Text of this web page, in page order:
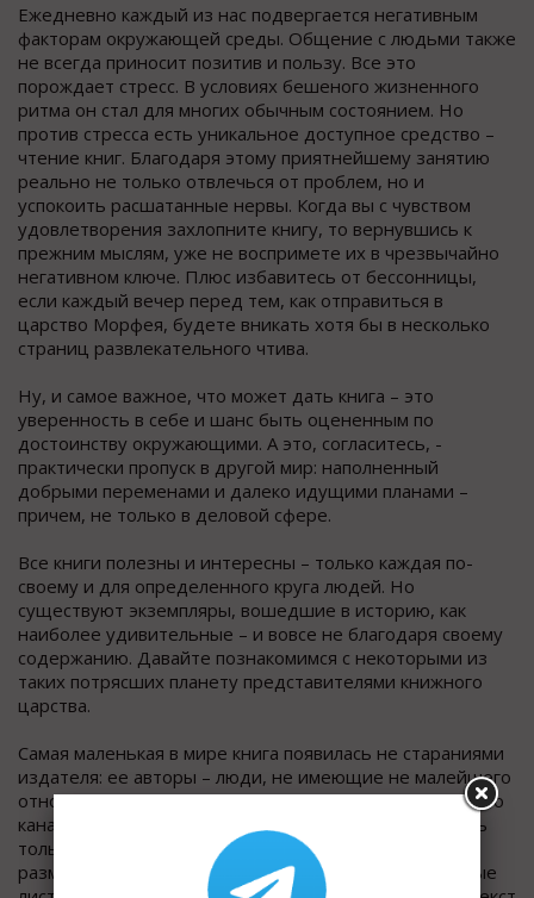
Ежедневно каждый из нас подвергается негативным
факторам окружающей среды. Общение с людьми также
не всегда приносит позитив и пользу. Все это
порождает стресс. В условиях бешеного жизненного
ритма он стал для многих обычным состоянием. Но
против стресса есть уникальное доступное средство –
чтение книг. Благодаря этому приятнейшему занятию
реально не только отвлечься от проблем, но и
успокоить расшатанные нервы. Когда вы с чувством
удовлетворения захлопните книгу, то вернувшись к
прежним мыслям, уже не воспримете их в чрезвычайно
негативном ключе. Плюс избавитесь от бессонницы,
если каждый вечер перед тем, как отправиться в
царство Морфея, будете вникать хотя бы в несколько
страниц развлекательного чтива.
Ну, и самое важное, что может дать книга – это
уверенность в себе и шанс быть оцененным по
достоинству окружающими. А это, согласитесь, -
практически пропуск в другой мир: наполненный
добрыми переменами и далеко идущими планами –
причем, не только в деловой сфере.
Все книги полезны и интересны – только каждая по-
своему и для определенного круга людей. Но
существуют экземпляры, вошедшие в историю, как
наиболее удивительные – и вовсе не благодаря своему
содержанию. Давайте познакомимся с некоторыми из
таких потрясших планету представителями книжного
царства.
Самая маленькая в мире книга появилась не стараниями
издателя: ее авторы – люди, не имеющие не малейшего
отношения к типографскому и литературному делу. Это
канадские физики Карена Каванаг и Ли Янг. Подумать
только: ученым удалось изобрести мини-книжку
размером всего 0,07*0,1 мм! Традиционные бумажные